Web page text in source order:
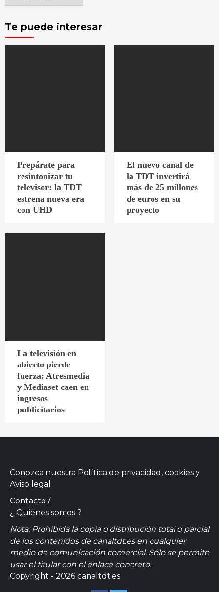
Te puede interesar
Prepárate para
resintonizar tu
televisor: la TDT
estrena nueva era
con UHD
El nuevo canal de
la TDT invertirá
más de 25 millones
de euros en su
proyecto
La televisión en
abierto pierde
fuerza: Atresmedia
y Mediaset caen en
ingresos
publicitarios
Conozca nuestra Política de privacidad, cookies y
Aviso legal
Contacto /
¿ Quiénes somos ?
Nota: Prohibida la copia o distribución total o parcial
de los contenidos de canaltdt.es en cualquier
medio de comunicación comercial. Sólo se permite
usar el titular con el enlace concreto.
Copyright - 2026 canaltdt.es